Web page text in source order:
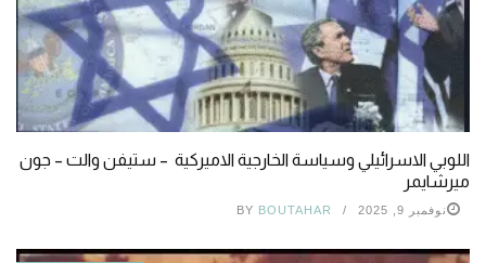
اللوبي الاسرائيلي وسياسة الخارجية الاميركية – ستيفن والت – جون
ميرشايمر
نوفمبر 9, 2025 BY BOUTAHAR